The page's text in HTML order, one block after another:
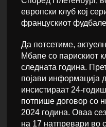
европски клуб кој
францускиот
Да потсетиме,
Мбапе со парискиот
следната година.
појави информација
инсистираат 24-
потпише договор со
2024 година. Оваа
на 17 натпревари во